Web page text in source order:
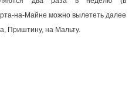
на-Майне можно вылететь далее
Приштину, на Мальту.